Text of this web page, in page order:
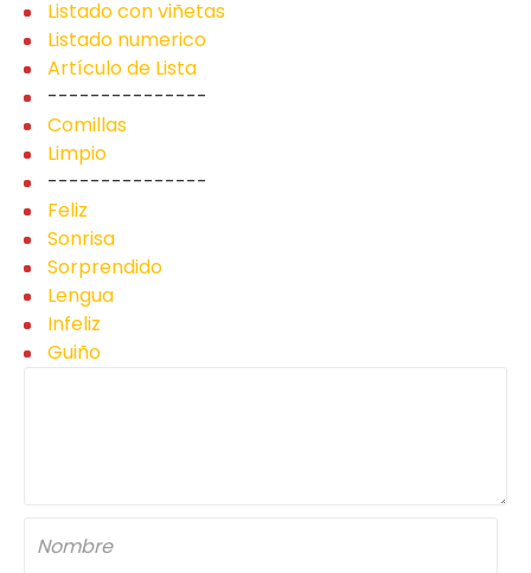
Listado con viñetas
Listado numerico
Artículo de Lista
---------------
Comillas
Limpio
---------------
Feliz
Sonrisa
Sorprendido
Lengua
Infeliz
Guiño